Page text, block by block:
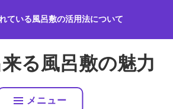
ている風呂敷の活用法について
る風呂敷の魅力
メニュー